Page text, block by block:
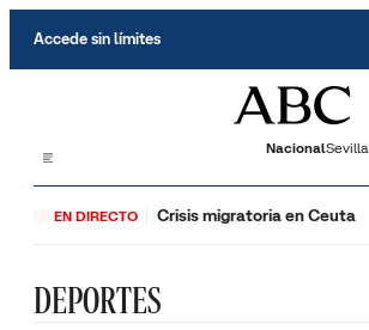
Accede sin límites
NacionalSevilla
EN DIRECTO Crisis migratoria en Ceuta
DEPORTES